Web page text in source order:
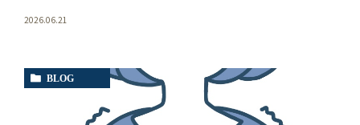
2026.06.21
BLOG